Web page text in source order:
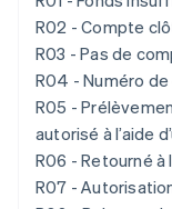
R02 - Compte
R03 - Pas de
R04 - Numéro
R05 -
autorisé à l’aide
R06 - Retourné à
R07 -